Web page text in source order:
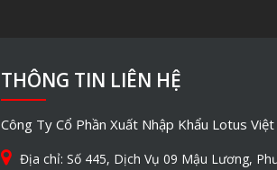
THÔNG TIN LIÊN HỆ
Công Ty Cổ Phần Xuất Nhập Khẩu Lotus
Địa chỉ: Số 445, Dịch Vụ 09 Mậu Lương,